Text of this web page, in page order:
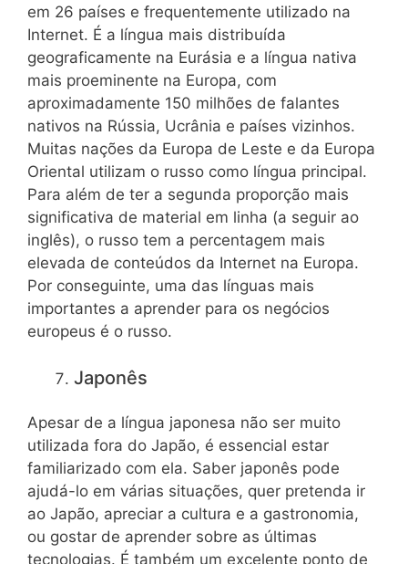
em 26 países e frequentemente utilizado na
Internet. É a língua mais distribuída
geograficamente na Eurásia e a língua nativa
mais proeminente na Europa, com
aproximadamente 150 milhões de falantes
nativos na Rússia, Ucrânia e países vizinhos.
Muitas nações da Europa de Leste e da Europa
Oriental utilizam o russo como língua principal.
Para além de ter a segunda proporção mais
significativa de material em linha (a seguir ao
inglês), o russo tem a percentagem mais
elevada de conteúdos da Internet na Europa.
Por conseguinte, uma das línguas mais
importantes a aprender para os negócios
europeus é o russo.
Japonês
Apesar de a língua japonesa não ser muito
utilizada fora do Japão, é essencial estar
familiarizado com ela. Saber japonês pode
ajudá-lo em várias situações, quer pretenda ir
ao Japão, apreciar a cultura e a gastronomia,
ou gostar de aprender sobre as últimas
tecnologias. É também um excelente ponto de